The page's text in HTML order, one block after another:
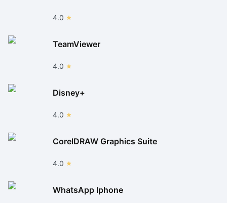
4.0
TeamViewer
4.0
Disney+
4.0
CorelDRAW Graphics Suite
4.0
WhatsApp Iphone